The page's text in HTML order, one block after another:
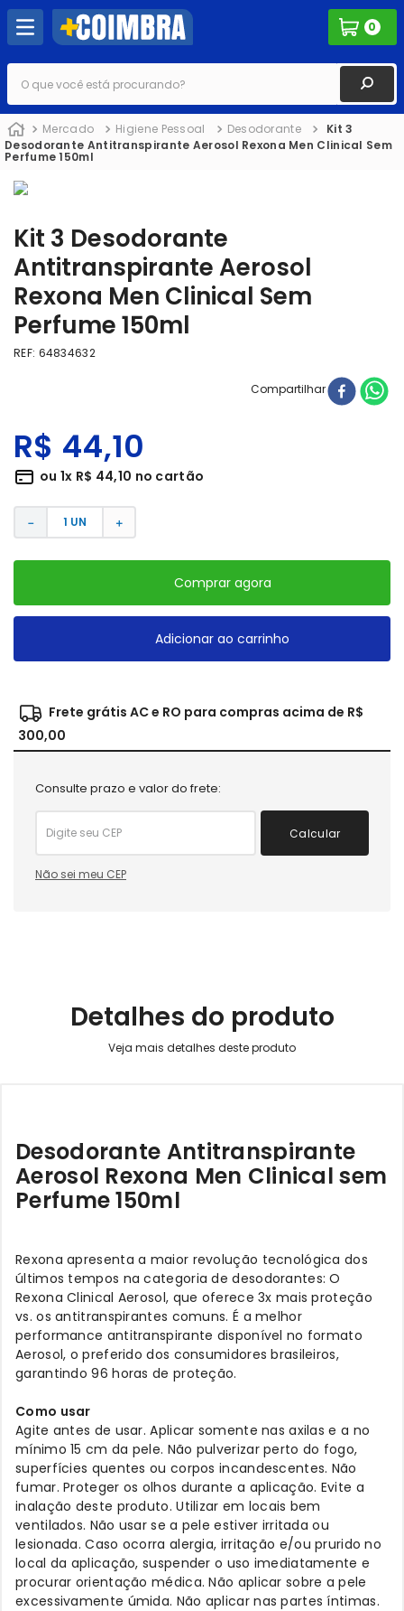
0
O que você está procurando?
Mercado Higiene Pessoal Desodorante
Kit 3
Desodorante Antitranspirante Aerosol Rexona Men Clinical Sem
Perfume 150ml
Kit 3 Desodorante
Antitranspirante Aerosol
Rexona Men Clinical Sem
Perfume 150ml
REF: 64834632
Compartilhar
R$ 44,10
ou 1x R$ 44,10 no cartão
＋
－
Comprar agora
Adicionar ao carrinho
Frete grátis AC e RO para compras acima de R$
300,00
Consulte prazo e valor do frete:
Calcular
Não sei meu CEP
Detalhes do produto
Desodorante Antitranspirante
Aerosol Rexona Men Clinical sem
Perfume 150ml
Rexona apresenta a maior revolução tecnológica dos
últimos tempos na categoria de desodorantes: O
Rexona Clinical Aerosol, que oferece 3x mais proteção
vs. os antitranspirantes comuns. É a melhor
performance antitranspirante disponível no formato
Aerosol, o preferido dos consumidores brasileiros,
garantindo 96 horas de proteção.
Como usar
Agite antes de usar. Aplicar somente nas axilas e a no
mínimo 15 cm da pele. Não pulverizar perto do fogo,
superfícies quentes ou corpos incandescentes. Não
fumar. Proteger os olhos durante a aplicação. Evite a
inalação deste produto. Utilizar em locais bem
ventilados. Não usar se a pele estiver irritada ou
lesionada. Caso ocorra alergia, irritação e/ou prurido no
local da aplicação, suspender o uso imediatamente e
procurar orientação médica. Não aplicar sobre a pele
excessivamente úmida. Não aplicar nas partes íntimas.